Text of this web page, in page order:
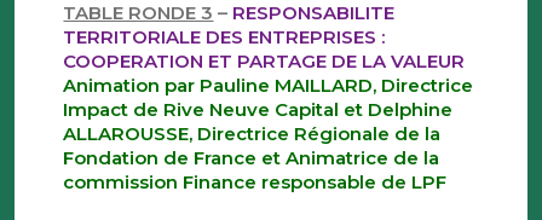
TABLE RONDE 3 – RESPONSABILITE
TERRITORIALE DES ENTREPRISES :
COOPERATION ET PARTAGE DE LA VALEUR
Animation par Pauline MAILLARD, Directrice
Impact de Rive Neuve Capital et Delphine
ALLAROUSSE, Directrice Régionale de la
Fondation de France et Animatrice de la
commission Finance responsable de LPF